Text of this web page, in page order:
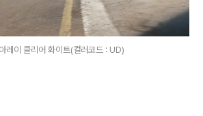
레이 클리어 화이트(컬러코드 : UD)